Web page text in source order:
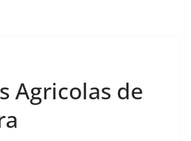
Agricolas de